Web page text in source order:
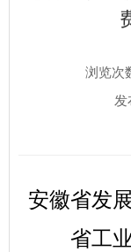
浏览次
发
安徽省发
省工